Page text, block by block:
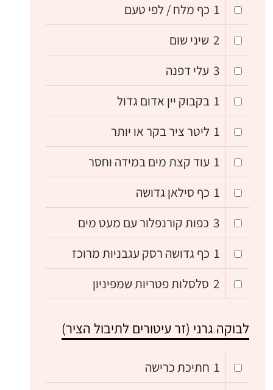
1 כף מלח / לפי טעם
2 שיני שום
3 עלי דפנה
1 בקבוק יין אדום גדול
1 ליטר ציר בקר או יותר
1 עוד קצת מים במידה וחסר
1 כף סילאן גדושה
3 כפות קורנפלור עם מעט מים
1 כף גדושה רסק עגבניות מרוכז
2 סלסלות פטריות שמפיניון
לבוקה גרני (זר עיטורים לתיבול הציר)
1 חתיכת כרישה